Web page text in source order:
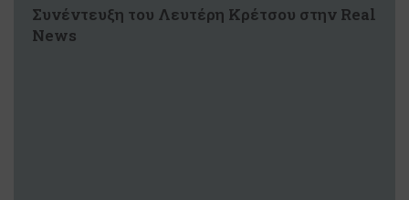
Συνέντευξη του Λευτέρη Κρέτσου στην Real
News